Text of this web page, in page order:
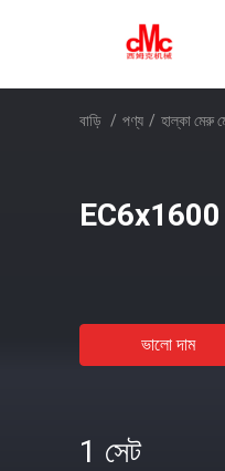
বাড়ি / পণ্য / হাল্কা মেরু
EC6x1600
ভালো দাম
1 সেট